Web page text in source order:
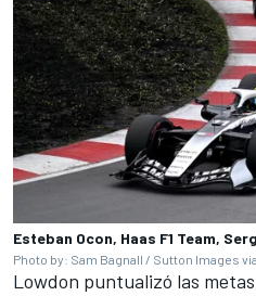
Esteban Ocon, Haas F1 Team,
Photo by: Sam Bagnall / Sutton Images
Lowdon puntualizó las